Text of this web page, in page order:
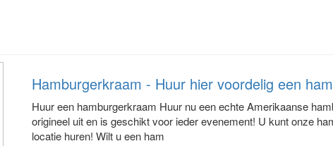
Hamburgerkraam - Huur hier voordelig een
Huur een hamburgerkraam Huur nu een echte Amerikaanse
origineel uit en is geschikt voor ieder evenement! U kunt onze
locatie huren! Wilt u een ham